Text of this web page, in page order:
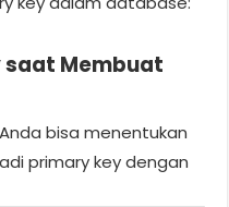
saat Membuat
bisa menentukan
primary key dengan